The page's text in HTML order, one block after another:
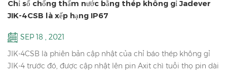
Chỉ số chống thấm nước bằng thép không gỉ Jadever
JIK-4CSB là xếp hạng IP67
SEP 18 , 2021
JIK-4CSB là phiên bản cập nhật của chỉ báo thép không gỉ
JIK-4 trước đó, được cập nhật lên pin Axit chì tuổi thọ pin dài